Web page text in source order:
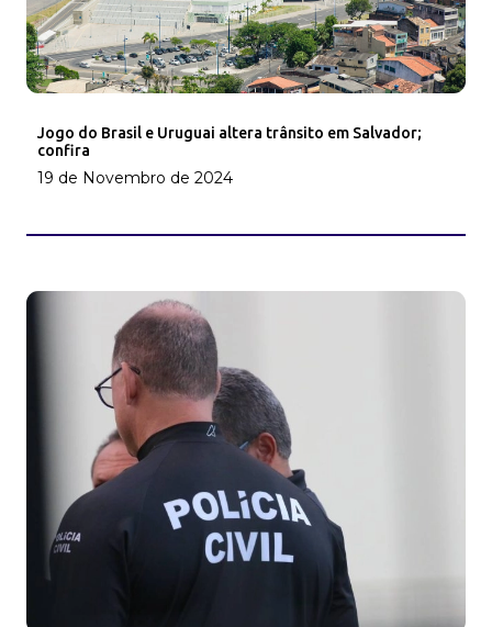
Jogo do Brasil e Uruguai altera trânsito em Salvador;
confira
19 de Novembro de 2024